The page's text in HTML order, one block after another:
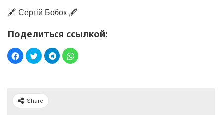
🖋️ Сергій Бобок 🖋️
Поделиться ссылкой:
Share